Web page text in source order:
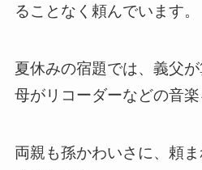
ることなく頼んでいます。
夏休みの宿題では、義父
母がリコーダーなどの音楽
両親も孫かわいさに、頼